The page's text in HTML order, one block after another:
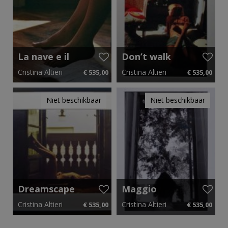
La nave e il
porto
Cristina Altieri € 535,00
68 cm x 51 cm € 8,03 p.m.
Don’t walk
Cristina Altieri € 535,00
45 cm x 60 cm
Niet beschikbaar
Dreamscape
Cristina Altieri € 535,00
Niet beschikbaar
Maggio
Cristina Altieri € 535,00